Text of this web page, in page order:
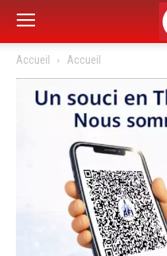
Accueil Accueil